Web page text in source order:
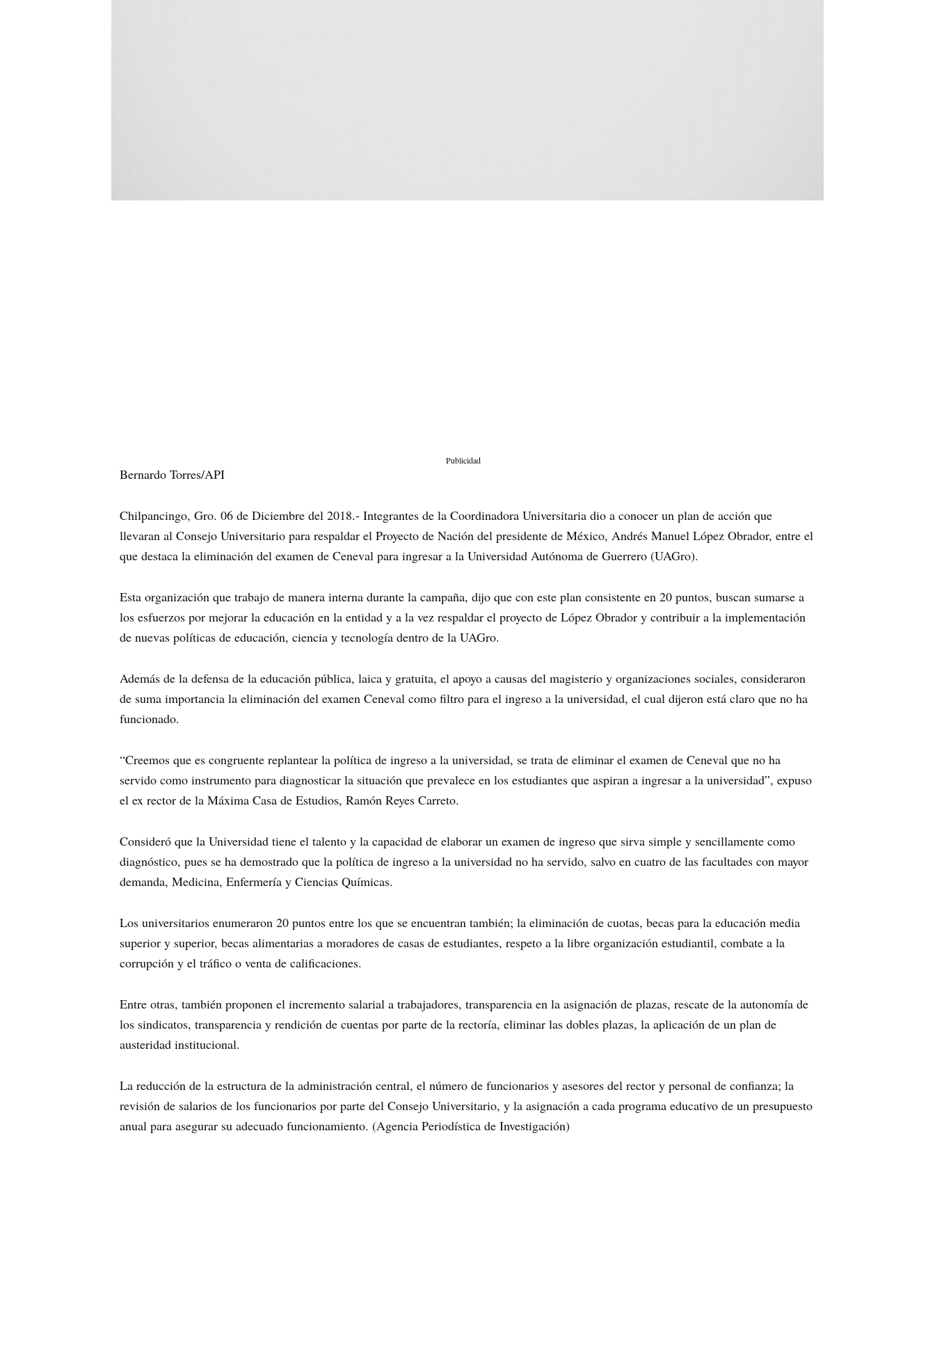
Publicidad
Bernardo Torres/API
Chilpancingo, Gro. 06 de Diciembre del 2018.- Integrantes de la Coordinadora Universitaria dio a conocer un plan de acción que
llevaran al Consejo Universitario para respaldar el Proyecto de Nación del presidente de México, Andrés Manuel López Obrador, entre el
que destaca la eliminación del examen de Ceneval para ingresar a la Universidad Autónoma de Guerrero (UAGro).
Esta organización que trabajo de manera interna durante la campaña, dijo que con este plan consistente en 20 puntos, buscan sumarse a
los esfuerzos por mejorar la educación en la entidad y a la vez respaldar el proyecto de López Obrador y contribuir a la implementación
de nuevas políticas de educación, ciencia y tecnología dentro de la UAGro.
Además de la defensa de la educación pública, laica y gratuita, el apoyo a causas del magisterio y organizaciones sociales, consideraron
de suma importancia la eliminación del examen Ceneval como filtro para el ingreso a la universidad, el cual dijeron está claro que no ha
funcionado.
“Creemos que es congruente replantear la política de ingreso a la universidad, se trata de eliminar el examen de Ceneval que no ha
servido como instrumento para diagnosticar la situación que prevalece en los estudiantes que aspiran a ingresar a la universidad”, expuso
el ex rector de la Máxima Casa de Estudios, Ramón Reyes Carreto.
Consideró que la Universidad tiene el talento y la capacidad de elaborar un examen de ingreso que sirva simple y sencillamente como
diagnóstico, pues se ha demostrado que la política de ingreso a la universidad no ha servido, salvo en cuatro de las facultades con mayor
demanda, Medicina, Enfermería y Ciencias Químicas.
Los universitarios enumeraron 20 puntos entre los que se encuentran también; la eliminación de cuotas, becas para la educación media
superior y superior, becas alimentarias a moradores de casas de estudiantes, respeto a la libre organización estudiantil, combate a la
corrupción y el tráfico o venta de calificaciones.
Entre otras, también proponen el incremento salarial a trabajadores, transparencia en la asignación de plazas, rescate de la autonomía de
los sindicatos, transparencia y rendición de cuentas por parte de la rectoría, eliminar las dobles plazas, la aplicación de un plan de
austeridad institucional.
La reducción de la estructura de la administración central, el número de funcionarios y asesores del rector y personal de confianza; la
revisión de salarios de los funcionarios por parte del Consejo Universitario, y la asignación a cada programa educativo de un presupuesto
anual para asegurar su adecuado funcionamiento. (Agencia Periodística de Investigación)